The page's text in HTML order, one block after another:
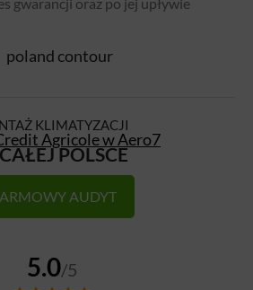
KLIMATYZACJI
POLSCE
AUDYT
o produkcie
5.0/5